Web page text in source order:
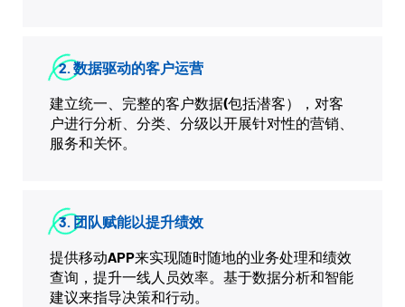
2. 数据驱动的客户运营
建立统一、完整的客户数据(包括潜客），对客
户进行分析、分类、分级以开展针对性的营销、
服务和关怀。
3. 团队赋能以提升绩效
提供移动APP来实现随时随地的业务处理和绩效
查询，提升一线人员效率。基于数据分析和智能
建议来指导决策和行动。